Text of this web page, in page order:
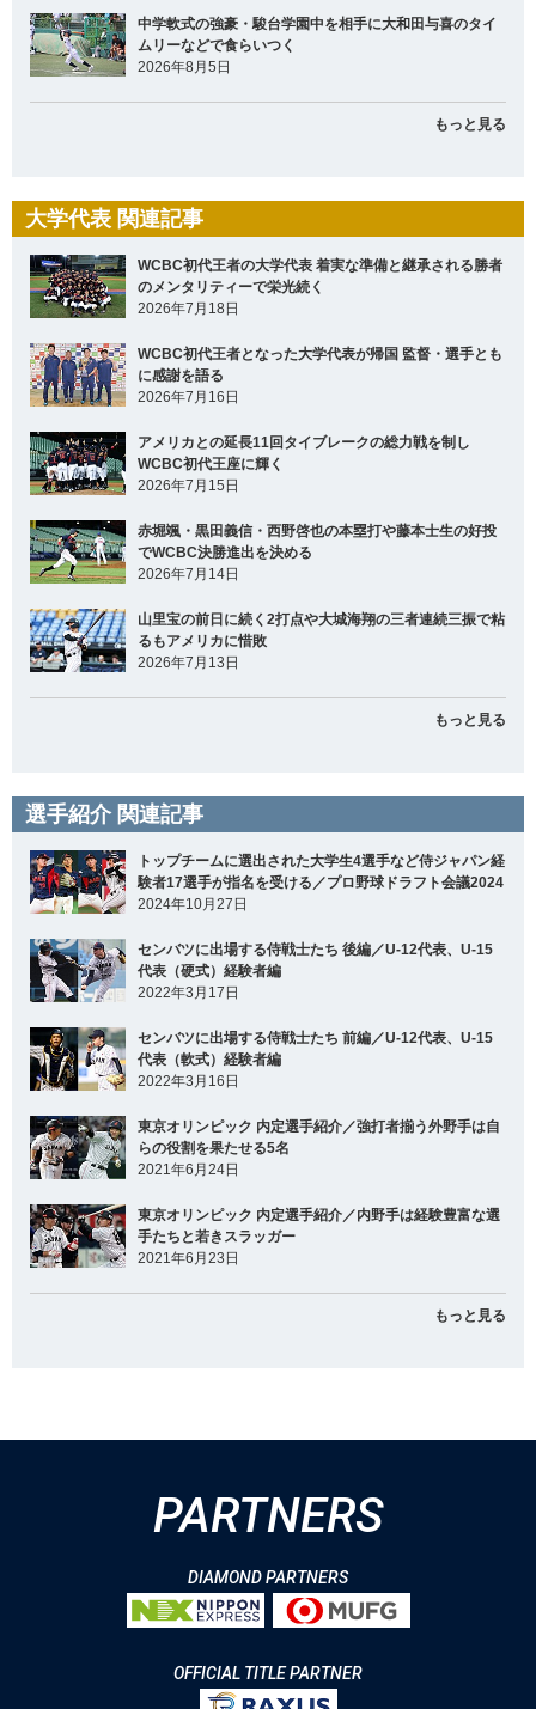
中学軟式の強豪・駿台学園中を相手に大和田与喜のタイ
ムリーなどで食らいつく
2026年8月5日
もっと見る
大学代表 関連記事
WCBC初代王者の大学代表 着実な準備と継承される勝者
のメンタリティーで栄光続く
2026年7月18日
WCBC初代王者となった大学代表が帰国 監督・選手とも
に感謝を語る
2026年7月16日
アメリカとの延長11回タイブレークの総力戦を制し
WCBC初代王座に輝く
2026年7月15日
赤堀颯・黒田義信・西野啓也の本塁打や藤本士生の好投
でWCBC決勝進出を決める
2026年7月14日
山里宝の前日に続く2打点や大城海翔の三者連続三振で粘
るもアメリカに惜敗
2026年7月13日
もっと見る
選手紹介 関連記事
トップチームに選出された大学生4選手など侍ジャパン経
験者17選手が指名を受ける／プロ野球ドラフト会議2024
2024年10月27日
センバツに出場する侍戦士たち 後編／U-12代表、U-15
代表（硬式）経験者編
2022年3月17日
センバツに出場する侍戦士たち 前編／U-12代表、U-15
代表（軟式）経験者編
2022年3月16日
東京オリンピック 内定選手紹介／強打者揃う外野手は自
らの役割を果たせる5名
2021年6月24日
東京オリンピック 内定選手紹介／内野手は経験豊富な選
手たちと若きスラッガー
2021年6月23日
もっと見る
PARTNERS
DIAMOND PARTNERS
OFFICIAL TITLE PARTNER